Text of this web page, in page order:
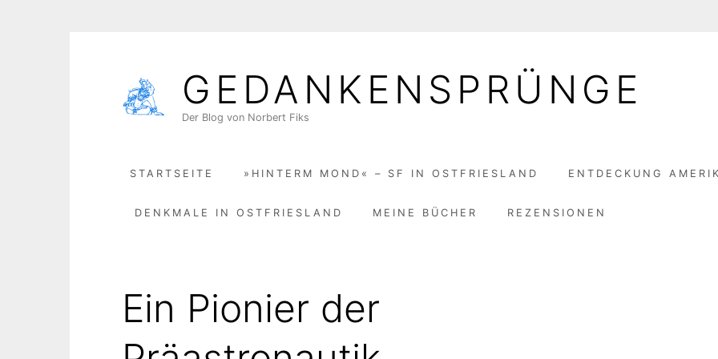
GEDANKENSPRÜNGE
Der Blog von Norbert Fiks
STARTSEITE »HINTERM MOND« – SF IN OSTFRIESLAND ENTDECKUNG
DENKMALE IN OSTFRIESLAND MEINE BÜCHER REZENSIONEN
Ein Pionier der